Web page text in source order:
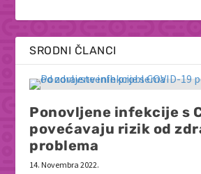
SRODNI ČLANCI
Ponovljene infekcije s
povećavaju rizik od
problema
14. Novembra 2022.